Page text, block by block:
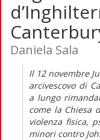
Daniela Sala
Il 12 novembre
arcivescovo di
a lungo
come la Chiesa
violenza fisica,
minori contro